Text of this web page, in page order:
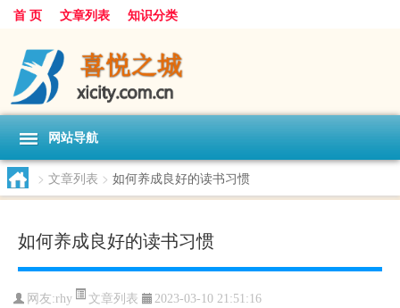
首 页 文章列表 知识分类
网站导航
> 文章列表 > 如何养成良好的读书习惯
如何养成良好的读书习惯
网友:rhy 文章列表 2023-03-10 21:51:16